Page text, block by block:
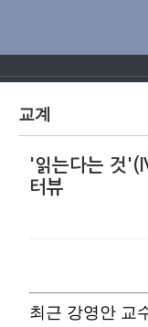
교계
'읽는다는 것
터뷰
최근 강영안 교